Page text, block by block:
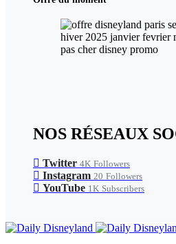
NOS RÉSEAUX
Twitter 4K Followers
Instagram 20 Followers
YouTube 1K Subscribers